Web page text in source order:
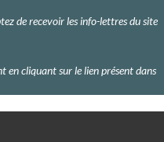
de recevoir les info-lettres du site
en cliquant sur le lien présent dans